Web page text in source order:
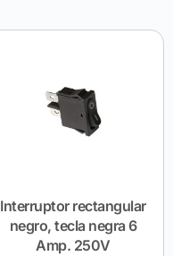
Interruptor rectangular
negro, tecla negra 6
Amp. 250V